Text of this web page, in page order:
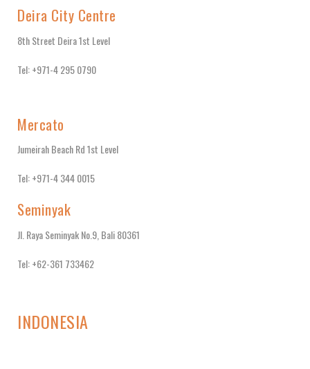
Deira City Centre
8th Street Deira 1st Level
Tel: +971-4 295 0790
Mercato
Jumeirah Beach Rd 1st Level
Tel: +971-4 344 0015
Seminyak
Jl. Raya Seminyak No.9, Bali 80361
Tel: +62-361 733462
INDONESIA